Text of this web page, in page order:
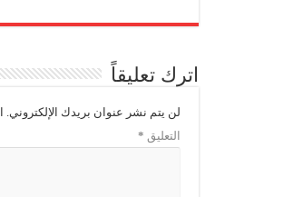
اترك تعليقاً
لن يتم نشر عنوان بريدك الإلكتروني.
التعليق *